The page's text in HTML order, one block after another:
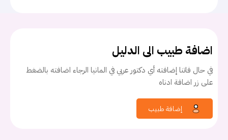
اضافة طبيب الى الدليل
في حال فاتنا إضافته أي دكتور عربي في المانيا الرجاء اضافته بالضغط
على زر اضافة ادناه